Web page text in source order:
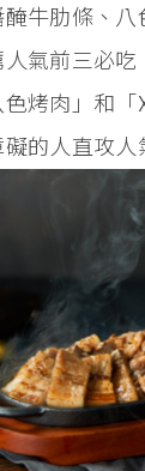
牛肋條、
氣前三必吃
烤肉」和「
的人直攻人